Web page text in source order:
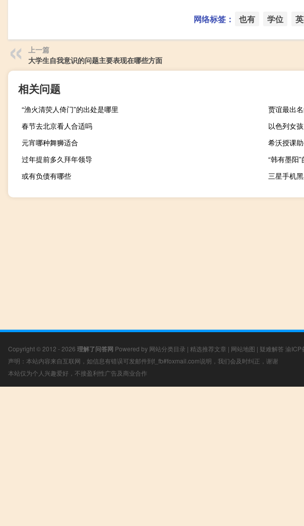
网络标签： 也有 学位
上一篇
大学生自我意识的问题主要表现在哪些方面
相关问题
“渔火清荧人倚门”的出处是哪里
贾谊最出
春节去北京看人合适吗
以色列女
元宵哪种舞狮适合
过年提前多久拜年领导
“韩有墨阳
或有负债有哪些
三星手机
Copyright © 2012 - 2026 理解了问答网 Powered by 网站分类目录 | 精选推荐文章 | 网站地图 | 疑难解答 渝ICP
声明：本站内容来自互联网，如信息有错误可发邮件到f_fb#foxmail.com说明，我们会及时纠正，谢谢
本站仅为个人兴趣爱好，不接盈利性广告及商业合作